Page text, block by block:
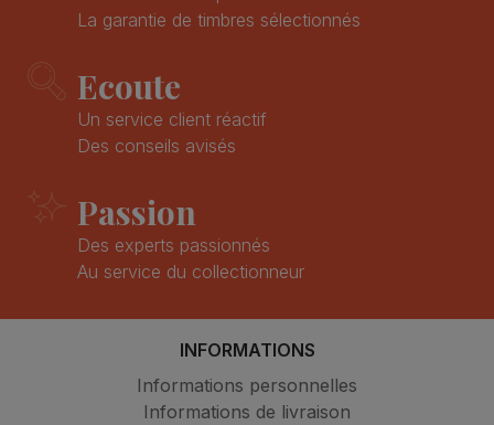
La garantie de timbres sélectionnés
Ecoute
Un service client réactif
Des conseils avisés
Passion
Des experts passionnés
Au service du collectionneur
INFORMATIONS
Informations personnelles
Informations de livraison